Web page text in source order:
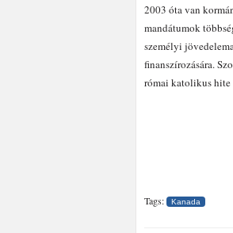
2003 óta van
mandátumok
személyi
finanszírozására.
római katolikus hite
Tags: Kanada